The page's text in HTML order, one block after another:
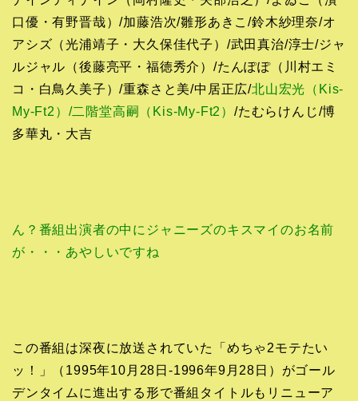
口優・有野晋哉）/加藤浩次/雛形あきこ/鈴木紗理奈/オ
アシズ（光浦靖子・大久保佳代子）/武田真治/淳士/ジャ
ルジャル（後藤亮平・福徳秀介）/たんぽぽ（川村エミ
コ・白鳥久美子）/重森さと美/中居正広/北山宏光（Kis-
My-Ft2）/二階堂高嗣（Kis-My-Ft2） /たむらけんじ/博
多華丸・大吉
ん？番組出演者の中にジャニーズのキスマイのお名前
が・・・あやしいですね
この番組は深夜に放送されていた「めちゃ2モテたい
ッ！」（1995年10月28日-1996年9月28日）がゴール
デンタイムに進出する形で番組タイトルもリニューア